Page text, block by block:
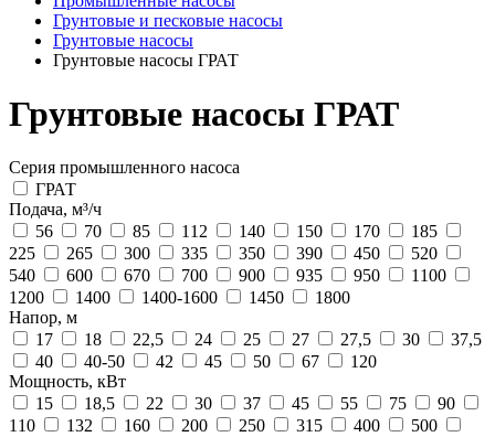
Грунтовые и песковые насосы
Грунтовые насосы
Грунтовые насосы ГРАТ
Грунтовые насосы ГРАТ
Серия промышленного насоса
ГРАТ
Подача, м³/ч
56
70 85 112 140 150 170
185
225
265 300 335 350 390 450
520
540
600 670 700 900 935 950
1100
1200
1400 1400-1600 1450
1800
Напор, м
17
18 22,5 24 25 27 27,5 30
37,5
40
40-50 42 45 50 67
120
Мощность, кВт
15
18,5 22 30 37 45 55 75
90
110
132 160 200 250 315 400
500